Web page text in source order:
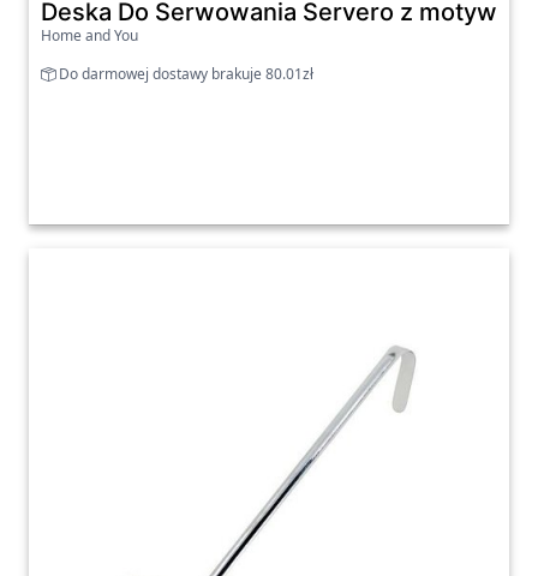
Deska Do Serwowania Servero z
Home and You
Do darmowej dostawy brakuje 80.01zł